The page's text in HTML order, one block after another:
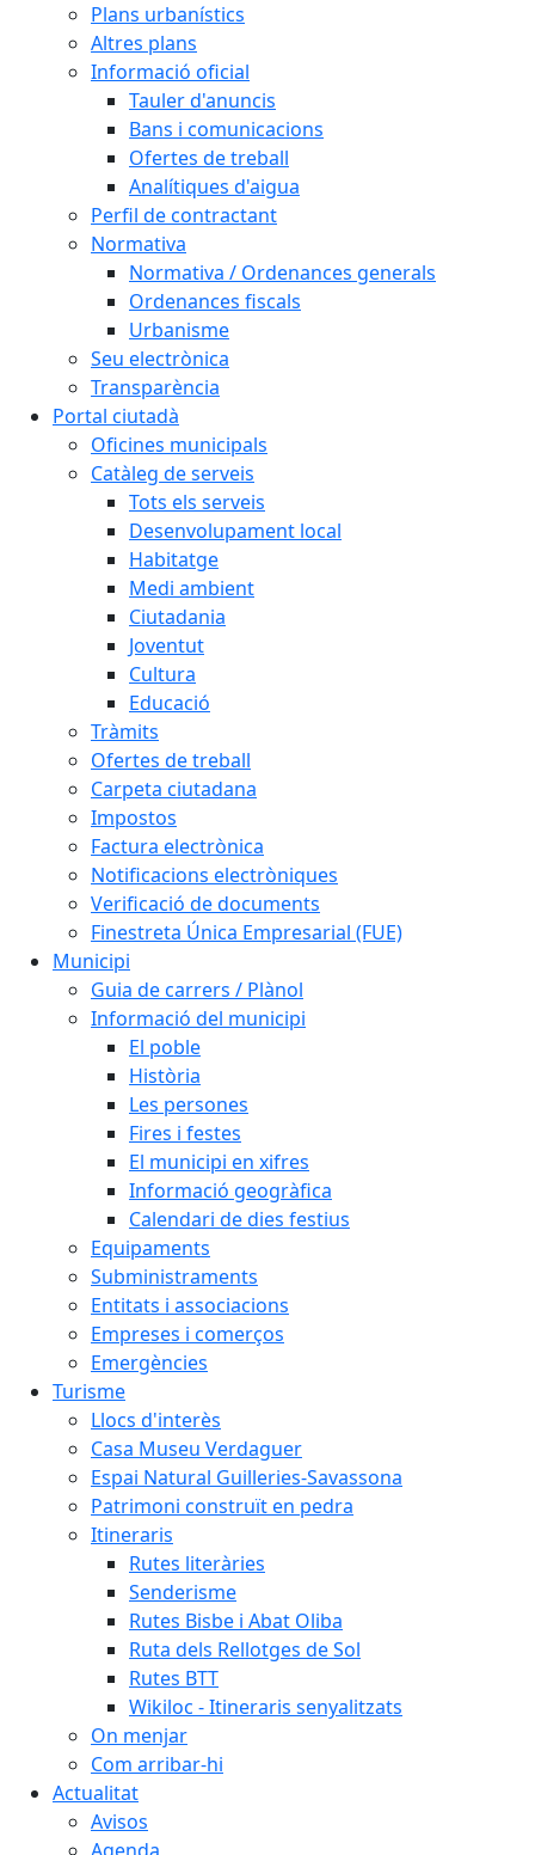
Plans urbanístics
Altres plans
Informació oficial
Tauler d'anuncis
Bans i comunicacions
Ofertes de treball
Analítiques d'aigua
Perfil de contractant
Normativa
Normativa / Ordenances generals
Ordenances fiscals
Urbanisme
Seu electrònica
Transparència
Portal ciutadà
Oficines municipals
Catàleg de serveis
Tots els serveis
Desenvolupament local
Habitatge
Medi ambient
Ciutadania
Joventut
Cultura
Educació
Tràmits
Ofertes de treball
Carpeta ciutadana
Impostos
Factura electrònica
Notificacions electròniques
Verificació de documents
Finestreta Única Empresarial (FUE)
Municipi
Guia de carrers / Plànol
Informació del municipi
El poble
Història
Les persones
Fires i festes
El municipi en xifres
Informació geogràfica
Calendari de dies festius
Equipaments
Subministraments
Entitats i associacions
Empreses i comerços
Emergències
Turisme
Llocs d'interès
Casa Museu Verdaguer
Espai Natural Guilleries-Savassona
Patrimoni construït en pedra
Itineraris
Rutes literàries
Senderisme
Rutes Bisbe i Abat Oliba
Ruta dels Rellotges de Sol
Rutes BTT
Wikiloc - Itineraris senyalitzats
On menjar
Com arribar-hi
Actualitat
Avisos